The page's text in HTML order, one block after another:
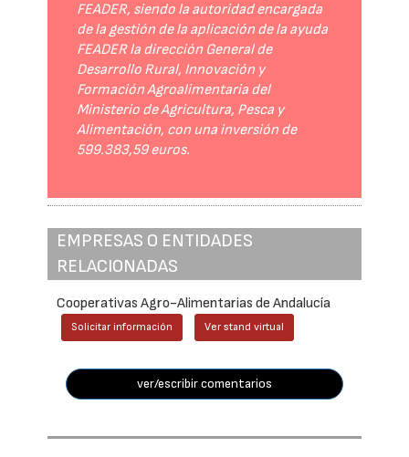
FEADER, siendo la autoridad encargada
de la gestión de la aplicación de la ayuda
FEADER la dirección General de
Desarrollo Rural, Innovación y
Formación Agroalimentaria del
Ministerio de Agricultura, Pesca y
Alimentación, con una inversión de
599.383,59 euros.
EMPRESAS O ENTIDADES
RELACIONADAS
Cooperativas Agro-Alimentarias de Andalucía
Solicitar información Ver stand virtual
ver/escribir comentarios